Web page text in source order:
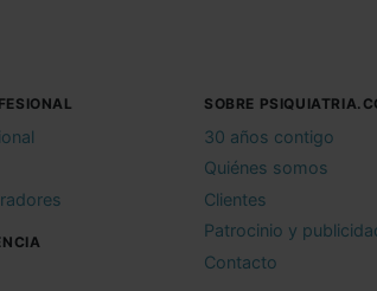
SOBRE
30 años contigo
Quiénes somos
Clientes
Patrocinio y
Contacto